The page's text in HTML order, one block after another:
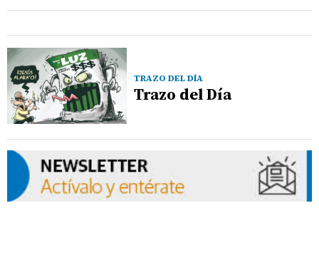
TRAZO DEL DÍA
Trazo del Día